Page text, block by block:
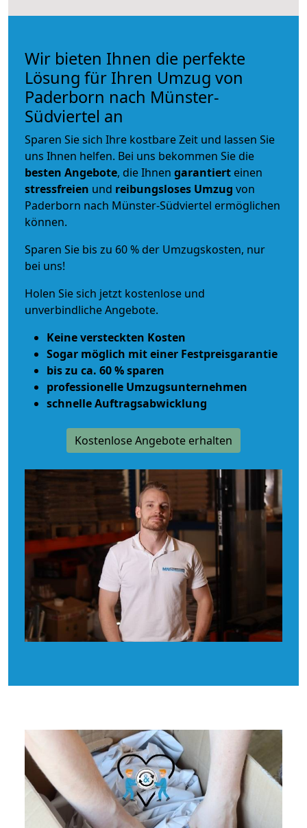
Wir bieten Ihnen die perfekte
Lösung für Ihren Umzug von
Paderborn nach Münster-
Südviertel an
Sparen Sie sich Ihre kostbare Zeit und lassen Sie
uns Ihnen helfen. Bei uns bekommen Sie die
besten Angebote, die Ihnen garantiert einen
stressfreien und reibungsloses Umzug von
Paderborn nach Münster-Südviertel ermöglichen
können.
Sparen Sie bis zu 60 % der Umzugskosten, nur
bei uns!
Holen Sie sich jetzt kostenlose und
unverbindliche Angebote.
Keine versteckten Kosten
Sogar möglich mit einer Festpreisgarantie
bis zu ca. 60 % sparen
professionelle Umzugsunternehmen
schnelle Auftragsabwicklung
Kostenlose Angebote erhalten